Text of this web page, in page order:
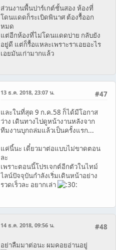
ส่วนงานพื้นปาร์เกต์ชั้นสอง ห้องที่
โดนแดดก็ระเบิดพินาศ ต้องรื้ออก
หมด
แต่อีกห้องที่ไม่โดนแดดบ่าย กลับยัง
อยู่ดี แต่ก็รื้อแหละเพราะราเอยอะไร
เอยมันเก่ามากแล้ว
#47
13 ธ.ค. 2018, 23:07 น.
และในที่สุด 9 ก.ค.58 ก็ได้มีโอกาส
ว่าง เดินทางไปดูหน้างานหลังจาก
ทีมงานบุกถล่มแล้วเป็นครั้งแรก...
แค่นี้นะ เดี๋ยวมาต่อแบบไม่ขาดตอน
ละ
เพราะตอนนี้โปรเจกต์อีกตัวในไทม์
ไลน์ปัจจุบันกำลังเริ่มเดินหน้าอย่าง
รวดเร็วละ อยากเล่า
#48
14 ธ.ค. 2018, 09:56 น.
อย่าลืมมาต่อนะ ผมคอยอ่านอยู่